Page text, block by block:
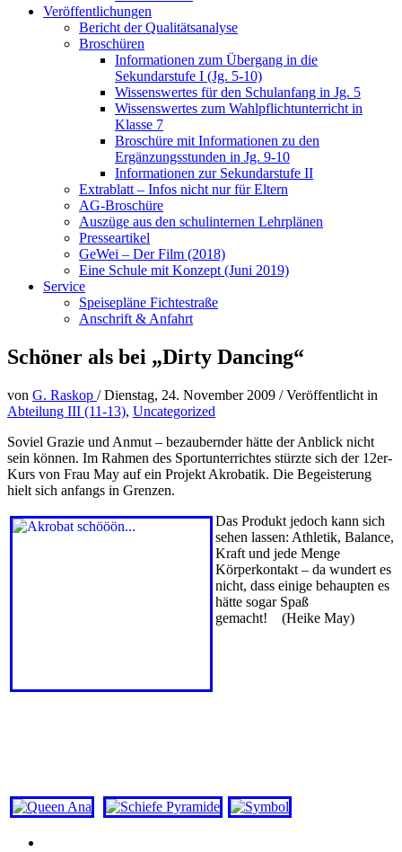
Veröffentlichungen
Bericht der Qualitätsanalyse
Broschüren
Informationen zum Übergang in die
Sekundarstufe I (Jg. 5-10)
Wissenswertes für den Schulanfang in Jg. 5
Wissenswertes zum Wahlpflichtunterricht in
Klasse 7
Broschüre mit Informationen zu den
Ergänzungsstunden in Jg. 9-10
Informationen zur Sekundarstufe II
Extrablatt – Infos nicht nur für Eltern
AG-Broschüre
Auszüge aus den schulinternen Lehrplänen
Presseartikel
GeWei – Der Film (2018)
Eine Schule mit Konzept (Juni 2019)
Service
Speisepläne Fichtestraße
Anschrift & Anfahrt
Schöner als bei „Dirty Dancing“
von G. Raskop /Dienstag, 24. November 2009 /Veröffentlicht in
Abteilung III (11-13), Uncategorized
Soviel Grazie und Anmut – bezaubernder hätte der Anblick nicht
sein können. Im Rahmen des Sportunterrichtes stürzte sich der 12er-
Kurs von Frau May auf ein Projekt Akrobatik. Die Begeisterung
hielt sich anfangs in Grenzen.
Das Produkt jedoch kann sich
sehen lassen: Athletik, Balance,
Kraft und jede Menge
Körperkontakt – da wundert es
nicht, dass einige behaupten es
hätte sogar Spaß
gemacht! (Heike May)